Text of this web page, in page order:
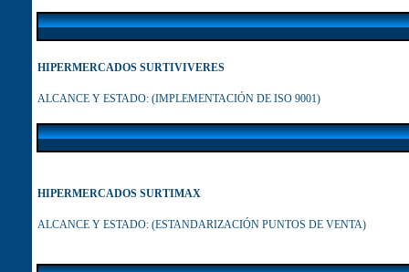
HIPERMERCADOS SURTIVIVERES
ALCANCE Y ESTADO: (IMPLEMENTACIÓN DE ISO 9001)
HIPERMERCADOS SURTIMAX
ALCANCE Y ESTADO:(ESTANDARIZACIÓN PUNTOS DE VENTA)